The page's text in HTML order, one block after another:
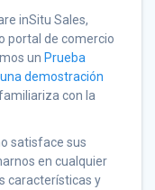
inSitu Sales,
portal de comercio
un Prueba
demostración
con la
satisface sus
en cualquier
características y